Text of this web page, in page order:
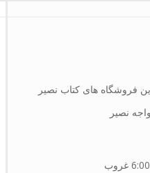
فروشگاه های کتاب نصیر
نصیر